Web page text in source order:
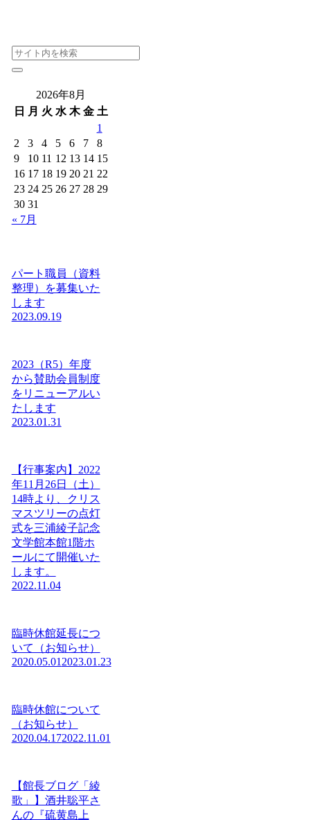
2026年8月
日
月 火 水 木 金 土
1
2
3 4 5 6 7
8
9
10 11 12 13 14 15
16 17 18 19 20 21 22
23 24 25 26 27 28 29
30 31
« 7月
パート職員（資料
整理）を募集いた
します
2023.09.19
2023（R5）年度
から賛助会員制度
をリニューアルい
たします
2023.01.31
【行事案内】2022
年11月26日（土）
14時より、クリス
マスツリーの点灯
式を三浦綾子記念
文学館本館1階ホ
ールにて開催いた
します。
2022.11.04
臨時休館延長につ
いて（お知らせ）
2020.05.01 2023.01.23
臨時休館について
（お知らせ）
2020.04.172022.11.01
【館長ブログ「綾
歌」】酒井聡平さ
んの『硫黄島上